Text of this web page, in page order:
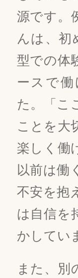
源です。
んは、初
型での体
ースで
た。「こ
ことを大
楽しく働
以前は働
不安を抱
は自信を
かしてい
また、別